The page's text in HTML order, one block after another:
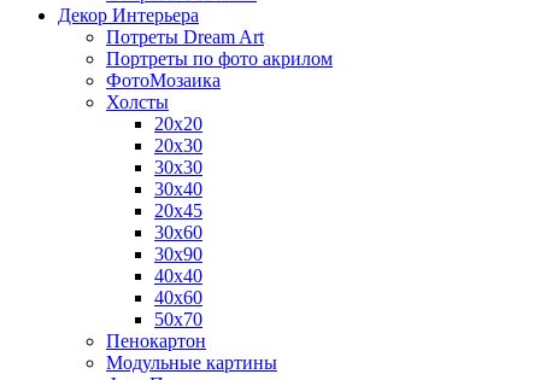
Декор Интерьера
Потреты Dream Art
Портреты по фото акрилом
ФотоМозаика
Холсты
20х20
20х30
30х30
30х40
20х45
30х60
30х90
40х40
40х60
50х70
Пенокартон
Модульные картины